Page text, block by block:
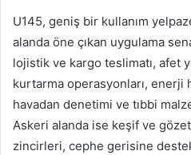
U145, geniş bir kullanım
alanda öne çıkan uygulama
lojistik ve kargo teslimatı, afet
kurtarma operasyonları, enerji
havadan denetimi ve tıbbi
Askeri alanda ise keşif ve
zincirleri, cephe gerisine